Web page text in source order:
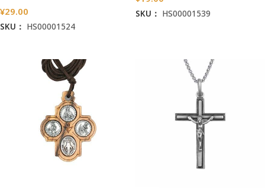
¥29.00
SKU： HS00001524
SKU： HS00001539